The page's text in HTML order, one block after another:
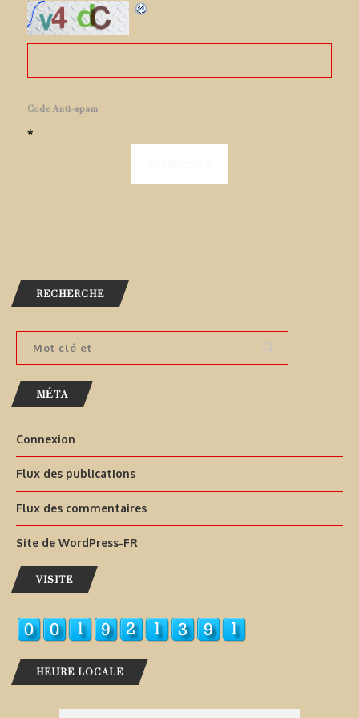
Code Anti-spam
*
RECHERCHE
MÉTA
Connexion
Flux des publications
Flux des commentaires
Site de WordPress-FR
VISITE
HEURE LOCALE